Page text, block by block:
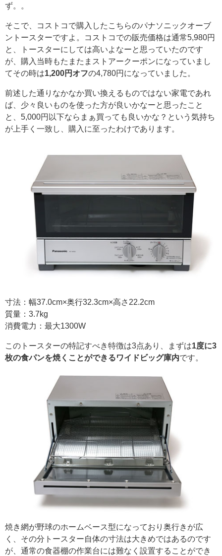
ず。。
そこで、コストコで購入したこちらのパナソニックオーブ
ントースターですよ。コストコでの販売価格は通常5,980円
と、トースターにしては高いよなーと思っていたのです
が、購入当時もたまたまストアークーポンになっていまし
てその時は1,200円オフの4,780円になっていました。
前述した通りなかなか買い換えるものではない家電であれ
ば、少々良いものを使った方が良いかなーと思ったこと
と、5,000円以下ならまぁ買っても良いかな？という気持ち
が上手く一致し、購入に至ったわけであります。
寸法：幅37.0cm×奥行32.3cm×高さ22.2cm
質量：3.7kg
消費電力：最大1300W
このトースターの特記すべき特徴は3点あり、まずは1度に3
枚の食パンを焼くことができるワイドビッグ庫内です。
焼き網が野球のホームベース型になっており奥行きが広
く、その分トースター自体の寸法は大きめではあるのです
が、通常の食器棚の作業台には難なく設置することができ